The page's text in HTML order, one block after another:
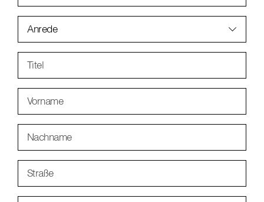
Anrede
Titel
Vorname
Nachname
Straße